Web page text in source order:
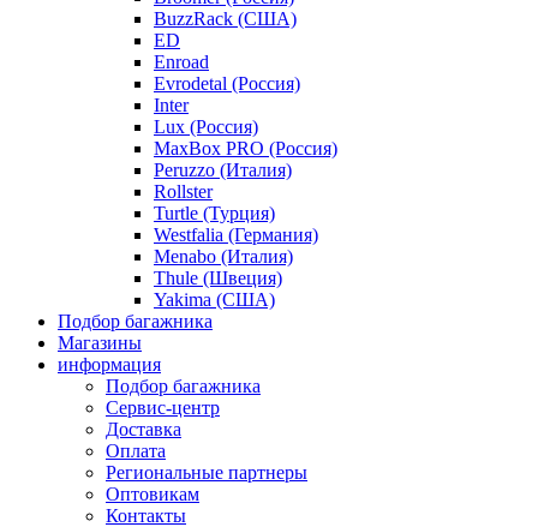
BuzzRack (США)
ED
Enroad
Evrodetal (Россия)
Inter
Lux (Россия)
MaxBox PRO (Россия)
Peruzzo (Италия)
Rollster
Turtle (Турция)
Westfalia (Германия)
Menabo (Италия)
Thule (Швеция)
Yakima (США)
Подбор багажника
Магазины
информация
Подбор багажника
Сервис-центр
Доставка
Оплата
Региональные партнеры
Оптовикам
Контакты